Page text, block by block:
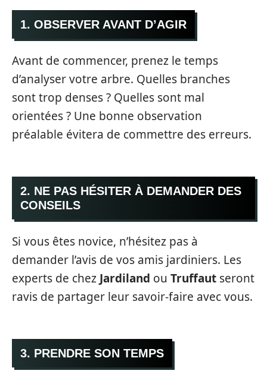
1. OBSERVER AVANT D’AGIR
Avant de commencer, prenez le temps
d’analyser votre arbre. Quelles branches
sont trop denses ? Quelles sont mal
orientées ? Une bonne observation
préalable évitera de commettre des erreurs.
2. NE PAS HÉSITER À DEMANDER DES
CONSEILS
Si vous êtes novice, n’hésitez pas à
demander l’avis de vos amis jardiniers. Les
experts de chez Jardiland ou Truffaut seront
ravis de partager leur savoir-faire avec vous.
3. PRENDRE SON TEMPS